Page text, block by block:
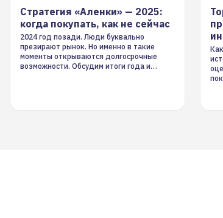
Стратегия «Аленки» — 2025:
когда покупать, как не сейчас
2024 год позади. Люди буквально
презирают рынок. Но именно в такие
моменты открываются долгосрочные
возможности. Обсудим итоги года и